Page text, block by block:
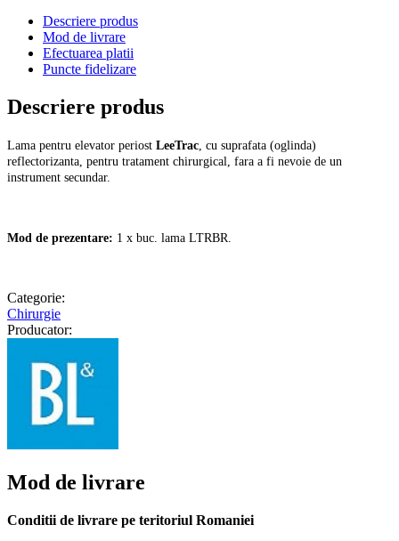
Descriere produs
Mod de livrare
Efectuarea platii
Puncte fidelizare
Descriere produs
Lama pentru elevator periost LeeTrac, cu suprafata (oglinda)
reflectorizanta, pentru tratament chirurgical, fara a fi nevoie de un
instrument secundar.
Mod de prezentare: 1 x buc. lama LTRBR.
Categorie:
Chirurgie
Producator:
Mod de livrare
Conditii de livrare pe teritoriul Romaniei